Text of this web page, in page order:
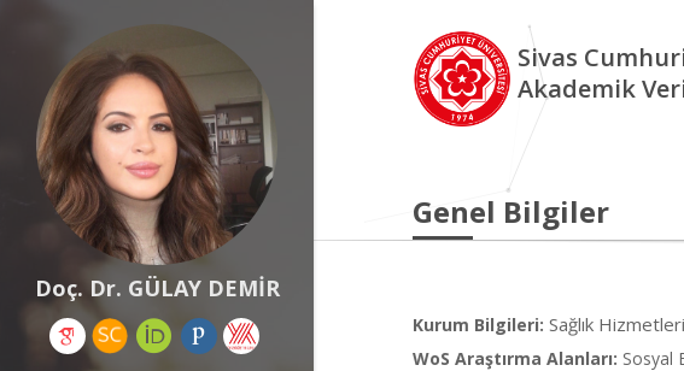
Doç. Dr. GÜLAY DEMİR
Sivas
Akademik
Genel Bilgiler
Kurum Bilgileri: Sağlık
WoS Araştırma Alanları: Sosyal